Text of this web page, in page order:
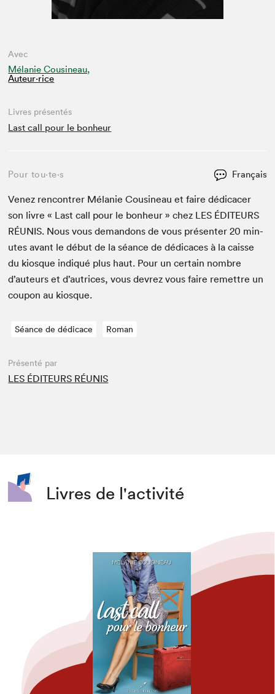
Avec
Mélanie Cousineau,
Auteur·rice
Livres présentés
Last call pour le bonheur
Pour tou⋅te⋅s Français
Venez ren­con­tr­er Mélanie Cousineau et faire dédi­cac­er
son livre « Last call pour le bon­heur » chez LES ÉDI­TEURS
RÉU­NIS. Nous vous deman­dons de vous présen­ter20 min­
utes avant le début de la séance de dédi­caces à la caisse
du kiosque indiqué plus haut. Pour un cer­tain nom­bre
d’auteurs et d’autrices, vous devrez vous faire remet­tre un
coupon au kiosque.
Séance de dédicace Roman
Présenté par
LES ÉDITEURS RÉUNIS
Livres de l'activité